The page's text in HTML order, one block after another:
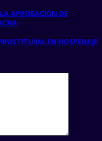
APROBACIÓN DE
EN HOSPEDAJE